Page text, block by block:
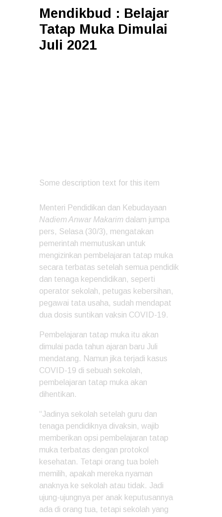
Mendikbud : Belajar
Tatap Muka Dimulai
Juli 2021
Some description text for this item
Menteri Pendidikan dan Kebudayaan
Nadiem Anwar Makarim dalam jumpa
pers, Selasa (30/3), mengatakan
pemerintah memutuskan untuk
mengizinkan pembelajaran tatap muka
secara terbatas setelah semua pendidik
dan tenaga kependidikan, seperti
operator sekolah, petugas kebersihan,
pegawai tata usaha, sudah mendapat
dua dosis suntikan vaksin COVID-19.
Pembelajaran tatap muka itu akan
dimulai pada tahun ajaran baru Juli
mendatang. Namun jika terjadi kasus
COVID-19 di sebuah sekolah,
pembelajaran tatap muka akan
dihentikan.
“Jadinya sekolah setelah guru dan
tenaga pendidiknya divaksin, wajib
memberikan opsi pembelajaran tatap
muka terbatas dengan protokol
kesehatan. Tetapi orang tua boleh
memilih, apakah mereka nyaman
anaknya ke sekolah atau tidak. Jadi
ujung-ujungnya per anak keputusannya
ada di orang tua, tetapi sekolah yang